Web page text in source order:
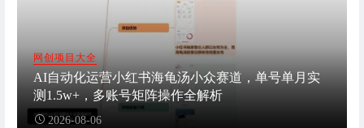
网创项目大全
AI自动化运营小红书海龟汤小众赛道，单号单月实
测1.5w+，多账号矩阵操作全解析
2026-08-06